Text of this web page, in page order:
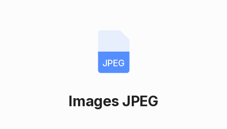
JPEG
Images JPEG